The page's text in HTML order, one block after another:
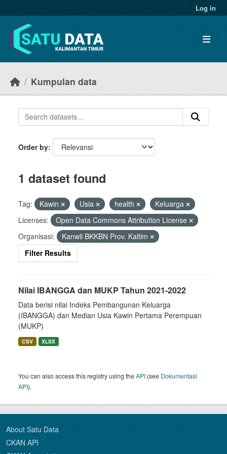
Log in
Kumpulan data
Order by
1 dataset found
Tag: Kawin Usia health
Keluarga
Licenses:
Open Data Commons Attribution License
Organisasi:
Kanwil BKKBN Prov. Kaltim
Filter Results
Nilai IBANGGA dan MUKP Tahun 2021-2022
Data berisi nilai Indeks Pembangunan Keluarga
(IBANGGA) dan Median Usia Kawin Pertama Perempuan
(MUKP)
CSV XLSX
You can also access this registry using theAPI (see Dokumentasi
API).
About Satu Data
CKAN API